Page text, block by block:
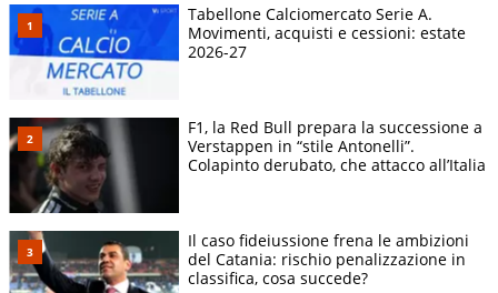
Tabellone Calciomercato Serie A.
Movimenti, acquisti e cessioni: estate
2026-27
F1, la Red Bull prepara la successione a
Verstappen in “stile Antonelli”.
Colapinto derubato, che attacco all’Italia
Il caso fideiussione frena le ambizioni
del Catania: rischio penalizzazione in
classifica, cosa succede?